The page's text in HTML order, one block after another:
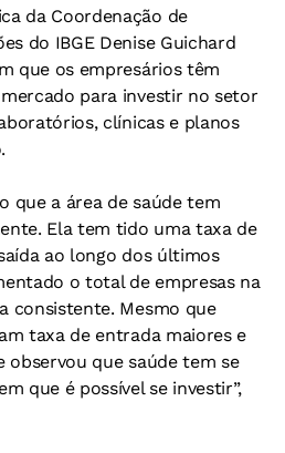
da Coordenação de
do IBGE Denise Guichard
que os empresários têm
para investir no setor
clínicas e planos
que a área de saúde tem
Ela tem tido uma taxa de
ao longo dos últimos
o total de empresas na
consistente. Mesmo que
taxa de entrada maiores e
observou que saúde tem se
que é possível se investir”,